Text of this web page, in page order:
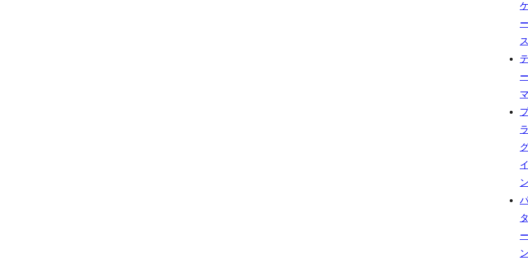
ケ
ー
ス
テ
ー
マ
ラ
イ
ン
タ
ー
ン